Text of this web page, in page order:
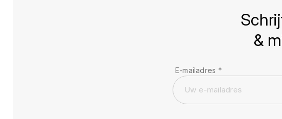
&
E-mailadres *